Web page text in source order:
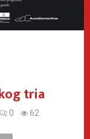
tria
0 62